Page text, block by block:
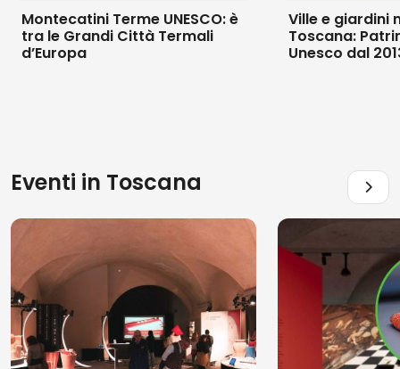
Montecatini Terme UNESCO: è
tra le Grandi Città Termali
d’Europa
Ville e giardini
Toscana:
Unesco dal
Eventi in Toscana